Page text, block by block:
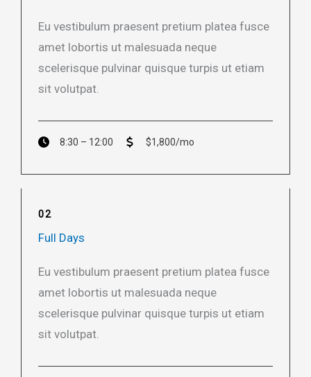
Eu vestibulum praesent pretium platea fusce
amet lobortis ut malesuada neque
scelerisque pulvinar quisque turpis ut etiam
sit volutpat.​
8:30 – 12:00 $1,800/mo
02
Full Days
Eu vestibulum praesent pretium platea fusce
amet lobortis ut malesuada neque
scelerisque pulvinar quisque turpis ut etiam
sit volutpat.​